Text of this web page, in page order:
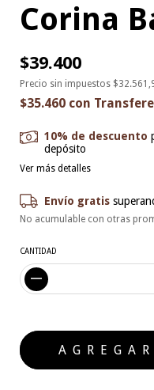
Corina
$39.400
Precio sin impuestos
$35.460 con
10% de descuento
depósito
Ver más detalles
Envío gratis
No acumulable con otras
CANTIDAD